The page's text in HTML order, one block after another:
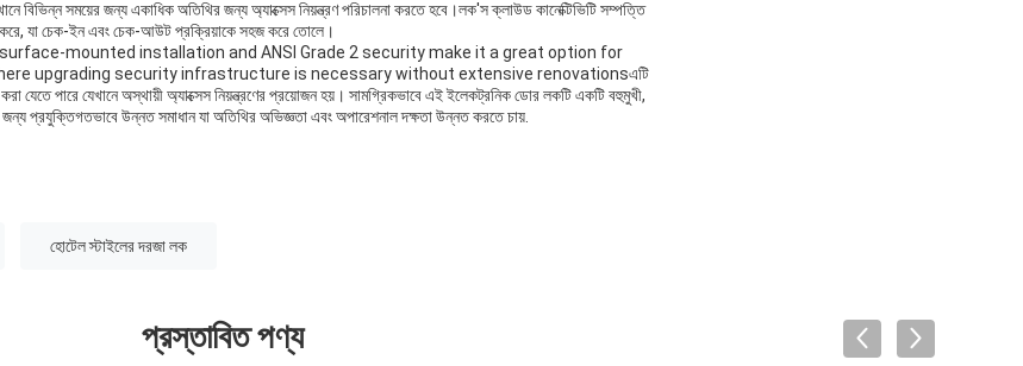
বিভিন্ন সময়ের জন্য একাধিক অতিথির জন্য অ্যাক্সেস নিয়ন্ত্রণ পরিচালনা করতে হবে।লক'স ক্লাউড কানেক্টিভিটি সম্পত্তি
করে, যা চেক-ইন এবং চেক-আউট প্রক্রিয়াকে সহজ করে তোলে।
surface-mounted installation and ANSI Grade 2 security make it a great option for
upgrading security infrastructure is necessary without extensive renovationsএটি
যেতে পারে যেখানে অস্থায়ী অ্যাক্সেস নিয়ন্ত্রণের প্রয়োজন হয়। সামগ্রিকভাবে এই ইলেকট্রনিক ডোর লকটি একটি বহুমুখী,
প্রযুক্তিগতভাবে উন্নত সমাধান যা অতিথির অভিজ্ঞতা এবং অপারেশনাল দক্ষতা উন্নত করতে চায়.
হোটেল স্টাইলের দরজা লক
প্রস্তাবিত পণ্য